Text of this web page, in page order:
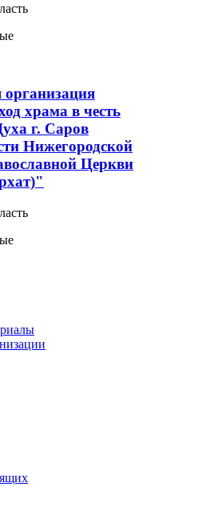
организация
храма в честь
г. Саров
Нижегородской
Церкви